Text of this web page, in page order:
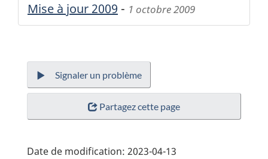
Mise à jour 2009 - 1 octobre 2009
Signaler un problème
Partagez cette page
Date de modification: 2023-04-13